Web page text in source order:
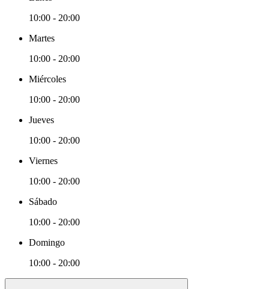
10:00 - 20:00
Martes
10:00 - 20:00
Miércoles
10:00 - 20:00
Jueves
10:00 - 20:00
Viernes
10:00 - 20:00
Sábado
10:00 - 20:00
Domingo
10:00 - 20:00